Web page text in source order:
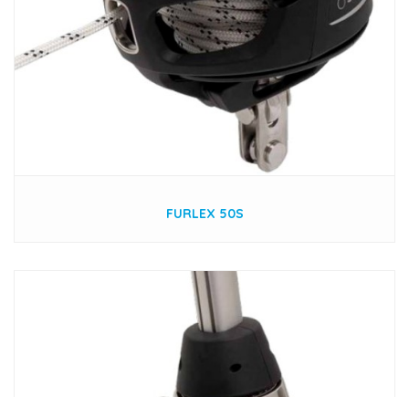
FURLEX 50S